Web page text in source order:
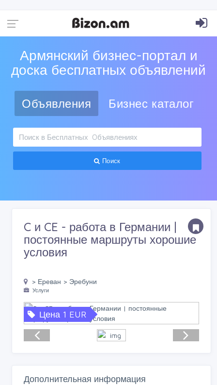
Армянский бизнес-портал и
доска бесплатных объявлений
Объявления Бизнес каталог
Поиск
C и CE - работа в Германии |
постоянные маршруты хорошие
условия
> Ереван > Эребуни
Услуги
Цена 1 EUR
Дополнительная информация